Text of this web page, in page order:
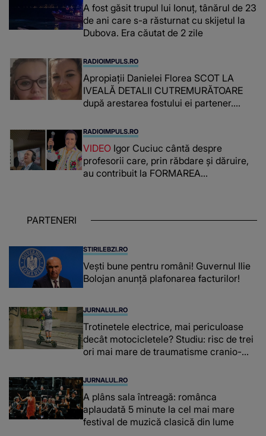
A fost găsit trupul lui Ionuț, tânărul de 23
de ani care s-a răsturnat cu skijetul la
Dubova. Era căutat de 2 zile
RADIOIMPULS.RO
Apropiații Danielei Florea SCOT LA
IVEALĂ DETALII CUTREMURĂTOARE
după arestarea fostului ei partener.
românca ucisă în Italia și ascunsă în
lada unui pat: " Îmi pare rău că nu am
reușit să fac mai mult pentru ea și..."
RADIOIMPULS.RO
VIDEO Igor Cuciuc cântă despre
profesorii care, prin răbdare și dăruire,
au contribuit la FORMAREA
chiar și după trecerea anilor: "De
PARTENERI
STIRILEBZI.RO
Vești bune pentru români! Guvernul Ilie
Bolojan anunță plafonarea facturilor!
JURNALUL.RO
Trotinetele electrice, mai periculoase
decât motocicletele? Studiu: risc de trei
ori mai mare de traumatisme cranio-
JURNALUL.RO
A plâns sala întreagă: românca
aplaudată 5 minute la cel mai mare
festival de muzică clasică din lume